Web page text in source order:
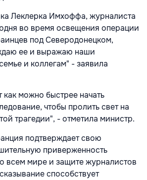
Леклерка Имхоффа, журналиста
во время освещения операции
под Северодонецком,
ее и выражаю наши
и коллегам" - заявила
как можно быстрее начать
чтобы пролить свет на
трагедии", - отметила министр.
подтверждает свою
приверженность
всем мире и защите журналистов
способствует